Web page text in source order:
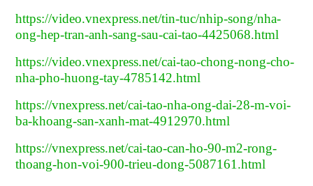
https://video.vnexpress.net/tin-tuc/nhip-song/nha-
ong-hep-tran-anh-sang-sau-cai-tao-4425068.html
https://video.vnexpress.net/cai-tao-chong-nong-cho-
nha-pho-huong-tay-4785142.html
https://vnexpress.net/cai-tao-nha-ong-dai-28-m-voi-
ba-khoang-san-xanh-mat-4912970.html
https://vnexpress.net/cai-tao-can-ho-90-m2-rong-
thoang-hon-voi-900-trieu-dong-5087161.html